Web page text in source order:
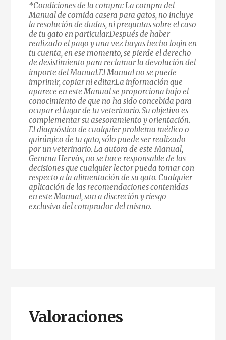
*Condiciones de la compra: La compra del
Manual de comida casera para gatos, no incluye
la resolución de dudas, ni preguntas sobre el caso
de tu gato en particular.Después de haber
realizado el pago y una vez hayas hecho login en
tu cuenta, en ese momento, se pierde el derecho
de desistimiento para reclamar la devolución del
importe del Manual.El Manual no se puede
imprimir, copiar ni editar.La información que
aparece en este Manual se proporciona bajo el
conocimiento de que no ha sido concebida para
ocupar el lugar de tu veterinario. Su objetivo es
complementar su asesoramiento y orientación.
El diagnóstico de cualquier problema médico o
quirúrgico de tu gato, sólo puede ser realizado
por un veterinario. La autora de este Manual,
Gemma Hervàs, no se hace responsable de las
decisiones que cualquier lector pueda tomar con
respecto a la alimentación de su gato. Cualquier
aplicación de las recomendaciones contenidas
en este Manual, son a discreción y riesgo
exclusivo del comprador del mismo.
Valoraciones